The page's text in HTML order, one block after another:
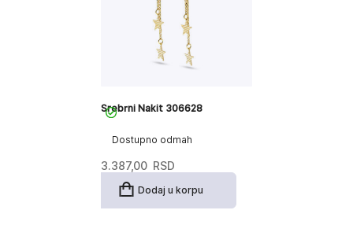
Dostupno odmah
Srebrni Nakit 306628
3.387,00 RSD
Dodaj u korpu